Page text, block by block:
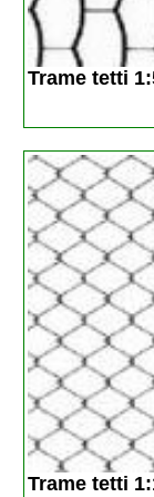
Trame tetti
Trame tetti